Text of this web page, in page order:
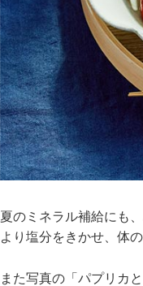
夏のミネラル補給にも
より塩分をきかせ、体
また写真の「パプリカ